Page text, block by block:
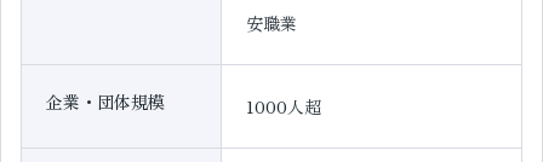
安職業
企業・団体規模 1000人超